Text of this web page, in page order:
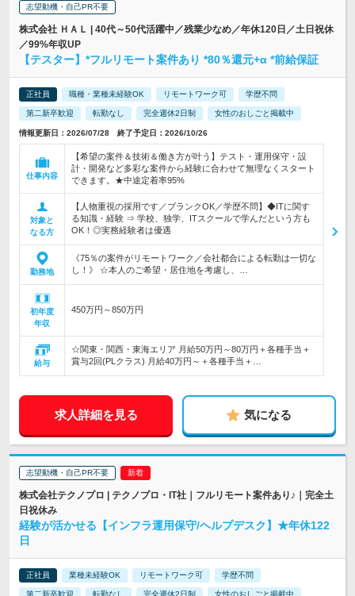
志望動機・自己PR不要
株式会社 ＨＡＬ | 40代～50代活躍中／残業少なめ／年休120日／土日祝休
／99%年収UP
【テスター】*フルリモート案件あり *80％還元+α *前給保証
正社員 職種・業種未経験OK リモートワーク可 学歴不問
第二新卒歓迎 転勤なし 完全週休2日制 女性のおしごと掲載中
情報更新日：2026/07/28 終了予定日：2026/10/26
仕事内容
【希望の案件＆技術＆働き方が叶う】テスト・運用保守・設
計・開発など多彩な案件から経験に合わせて無理なくスタート
できます。★中途定着率95%
対象と
なる方
【人物重視の採用です／ブランクOK／学歴不問】◆ITに関す
る知識・経験 ⇒ 学校、独学、ITスクールで学んだという方も
OK！◎実務経験者は優遇
勤務地
《75％の案件がリモートワーク／会社都合による転勤は一切な
し！》 ☆本人のご希望・居住地を考慮し、…
初年度
年収
450万円～850万円
給与
☆関東・関西・東海エリア 月給50万円～80万円＋各種手当＋
賞与2回(PLクラス) 月給40万円～＋各種手当＋…
求人詳細を見る 気になる
志望動機・自己PR不要
株式会社テクノプロ | テクノプロ・IT社｜フルリモート案件あり♪｜完全土
日祝休み
経験が活かせる【インフラ運用保守/ヘルプデスク】★年休122
日
正社員 業種未経験OK リモートワーク可 学歴不問
第二新卒歓迎 転勤なし 完全週休2日制 女性のおしごと掲載中